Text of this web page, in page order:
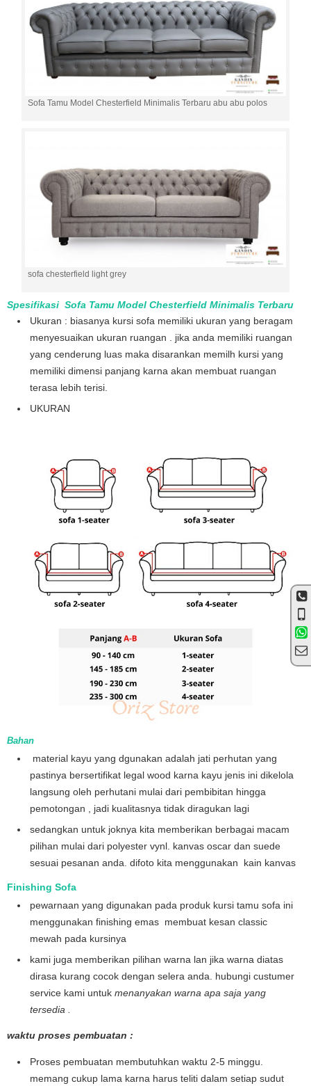
Sofa Tamu Model Chesterfield Minimalis Terbaru abu abu polos
sofa chesterfield light grey
Spesifikasi Sofa Tamu Model Chesterfield Minimalis Terbaru
Ukuran : biasanya kursi sofa memiliki ukuran yang beragam
menyesuaikan ukuran ruangan . jika anda memiliki ruangan
yang cenderung luas maka disarankan memilh kursi yang
memiliki dimensi panjang karna akan membuat ruangan
terasa lebih terisi.
UKURAN
Bahan
material kayu yang dgunakan adalah jati perhutan yang
pastinya bersertifikat legal wood karna kayu jenis ini dikelola
langsung oleh perhutani mulai dari pembibitan hingga
pemotongan , jadi kualitasnya tidak diragukan lagi
sedangkan untuk joknya kita memberikan berbagai macam
pilihan mulai dari polyester vynl. kanvas oscar dan suede
sesuai pesanan anda. difoto kita menggunakan kain kanvas
Finishing Sofa
pewarnaan yang digunakan pada produk kursi tamu sofa ini
menggunakan finishing emas membuat kesan classic
mewah pada kursinya
kami juga memberikan pilihan warna lan jika warna diatas
dirasa kurang cocok dengan selera anda. hubungi custumer
service kami untuk menanyakan warna apa saja yang
tersedia .
waktu proses pembuatan :
Proses pembuatan membutuhkan waktu 2-5 minggu.
memang cukup lama karna harus teliti dalam setiap sudut